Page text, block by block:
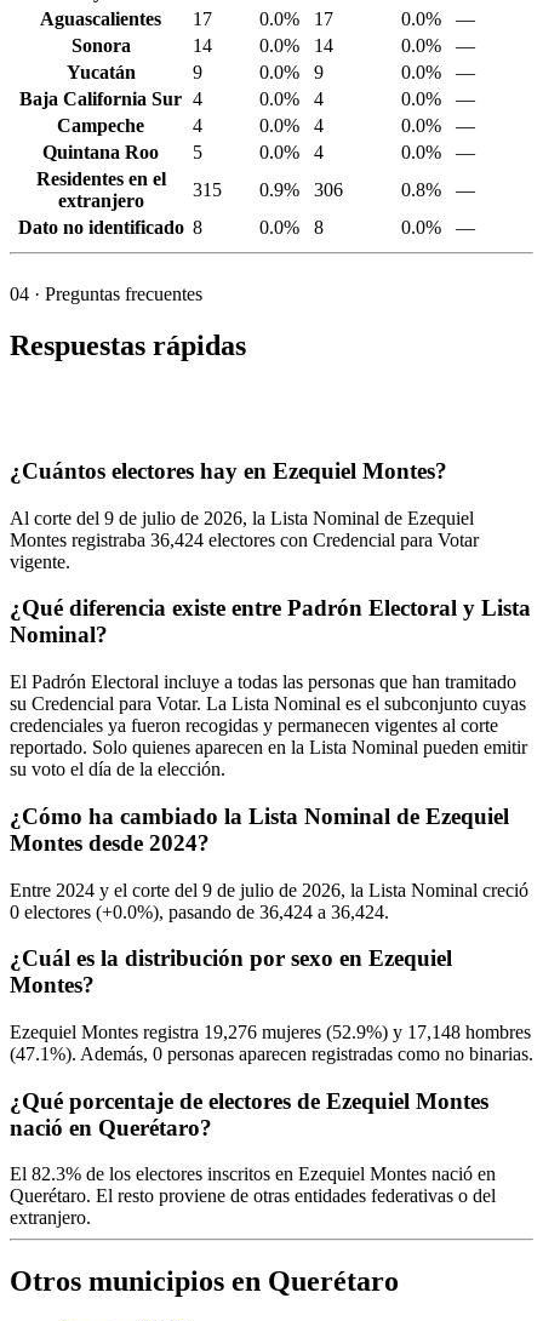
Aguascalientes
17 0.0% 17 0.0%
—
Sonora
14 0.0% 14 0.0%
—
Yucatán
9 0.0% 9 0.0%
—
Baja California Sur 4 0.0% 4 0.0%
—
Campeche
4 0.0% 4 0.0%
—
Quintana Roo
5 0.0% 4 0.0%
—
Residentes en el
extranjero
315 0.9% 306 0.8%
—
Dato no identificado 8 0.0% 8 0.0% —
04 · Preguntas frecuentes
Respuestas rápidas
¿Cuántos electores hay en Ezequiel Montes?
Al corte del 9 de julio de 2026, la Lista Nominal de Ezequiel
Montes registraba 36,424 electores con Credencial para Votar
vigente.
¿Qué diferencia existe entre Padrón Electoral y Lista
Nominal?
El Padrón Electoral incluye a todas las personas que han tramitado
su Credencial para Votar. La Lista Nominal es el subconjunto cuyas
credenciales ya fueron recogidas y permanecen vigentes al corte
reportado. Solo quienes aparecen en la Lista Nominal pueden emitir
su voto el día de la elección.
¿Cómo ha cambiado la Lista Nominal de Ezequiel
Montes desde 2024?
Entre 2024 y el corte del 9 de julio de 2026, la Lista Nominal creció
0 electores (+0.0%), pasando de 36,424 a 36,424.
¿Cuál es la distribución por sexo en Ezequiel
Montes?
Ezequiel Montes registra 19,276 mujeres (52.9%) y 17,148 hombres
(47.1%). Además, 0 personas aparecen registradas como no binarias.
¿Qué porcentaje de electores de Ezequiel Montes
nació en Querétaro?
El 82.3% de los electores inscritos en Ezequiel Montes nació en
Querétaro. El resto proviene de otras entidades federativas o del
extranjero.
Otros municipios en Querétaro